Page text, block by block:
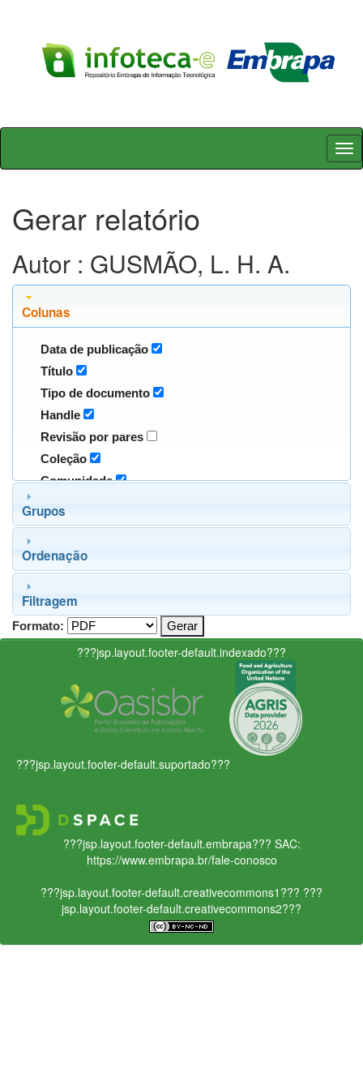
Skip
Gerar relatório
Autor : GUSMÃO, L. H. A.
Colunas
Data de publicação
Título
Tipo de documento
Handle
Revisão por pares
Coleção
Comunidade
Grupos
Ordenação
Filtragem
Formato:
???jsp.layout.footer-default.indexado???
???jsp.layout.footer-default.suportado???
???jsp.layout.footer-default.embrapa??? SAC:
https://www.embrapa.br/fale-conosco
???jsp.layout.footer-default.creativecommons1??? ???
jsp.layout.footer-default.creativecommons2???